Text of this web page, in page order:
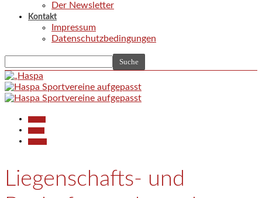
Der Newsletter
Kontakt
Impressum
Datenschutzbedingungen
Liegenschafts- und